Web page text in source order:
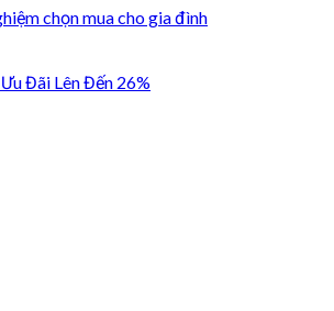
chọn mua cho gia đình
Đãi Lên Đến 26%